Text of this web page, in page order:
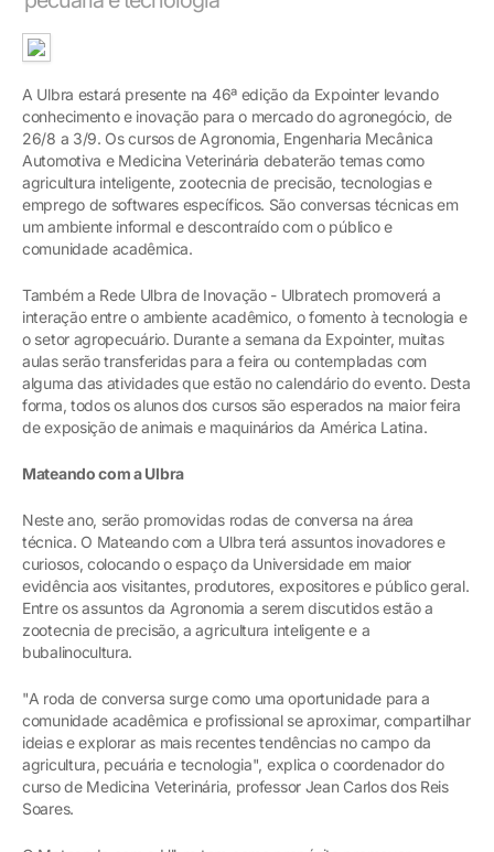
A Ulbra estará presente na 46ª edição da Expointer levando
conhecimento e inovação para o mercado do agronegócio, de
26/8 a 3/9. Os cursos de Agronomia, Engenharia Mecânica
Automotiva e Medicina Veterinária debaterão temas como
agricultura inteligente, zootecnia de precisão, tecnologias e
emprego de softwares específicos. São conversas técnicas em
um ambiente informal e descontraído com o público e
comunidade acadêmica.
Também a Rede Ulbra de Inovação - Ulbratech promoverá a
interação entre o ambiente acadêmico, o fomento à tecnologia e
o setor agropecuário. Durante a semana da Expointer, muitas
aulas serão transferidas para a feira ou contempladas com
alguma das atividades que estão no calendário do evento. Desta
forma, todos os alunos dos cursos são esperados na maior feira
de exposição de animais e maquinários da América Latina.
Mateando com a Ulbra
Neste ano, serão promovidas rodas de conversa na área
técnica. O Mateando com a Ulbra terá assuntos inovadores e
curiosos, colocando o espaço da Universidade em maior
evidência aos visitantes, produtores, expositores e público geral.
Entre os assuntos da Agronomia a serem discutidos estão a
zootecnia de precisão, a agricultura inteligente e a
bubalinocultura.
"A roda de conversa surge como uma oportunidade para a
comunidade acadêmica e profissional se aproximar, compartilhar
ideias e explorar as mais recentes tendências no campo da
agricultura, pecuária e tecnologia", explica o coordenador do
curso de Medicina Veterinária, professor Jean Carlos dos Reis
Soares.